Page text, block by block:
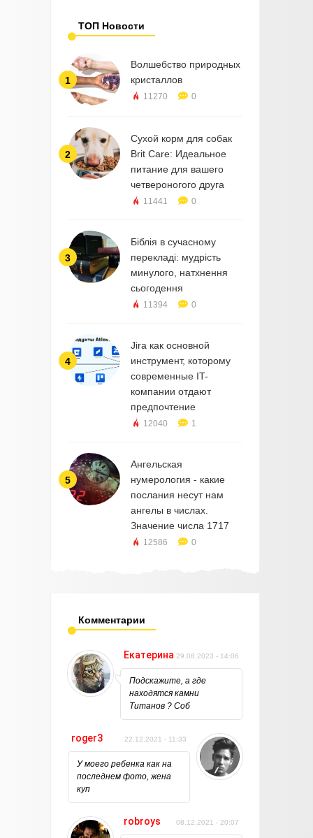
ТОП Новости
1
Волшебство природных
кристаллов
11270 0
2
Сухой корм для собак
Brit Care: Идеальное
питание для вашего
четвероногого друга
11441 0
3
Біблія в сучасному
перекладі: мудрість
минулого, натхнення
сьогодення
11394 0
4
Jira как основной
инструмент, которому
современные IT-
компании отдают
предпочтение
12040 1
5
Ангельская
нумерология - какие
послания несут нам
ангелы в числах.
Значение числа 1717
12586 0
Комментарии
Екатерина 29.08.2023 - 14:06
Подскажите, а где
находятся камни
Титанов ? Соб
roger3 22.12.2021 - 11:33
У моего ребенка как на
последнем фото, жена
куп
robroys 08.12.2021 - 20:07